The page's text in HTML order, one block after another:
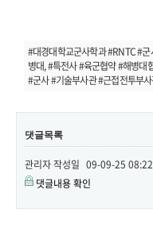
#대경대학교군사학과 #RNTC #
병대, #특전사 #육군협약 #해병대
#군사 #기술부사관 #근접전투부
댓글목록
관리자작성일 09-09-25 08:22
댓글내용 확인